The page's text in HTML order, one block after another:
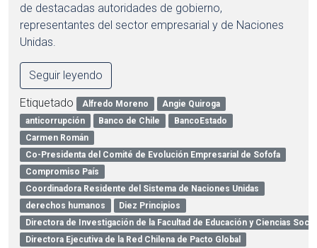
de destacadas autoridades de gobierno,
representantes del sector empresarial y de Naciones
Unidas.
Seguir leyendo
Etiquetado Alfredo Moreno
Angie Quiroga
anticorrupción
Banco de Chile
BancoEstado
Carmen Román
Co-Presidenta del Comité de Evolución Empresarial de Sofofa
Compromiso País
Coordinadora Residente del Sistema de Naciones Unidas
derechos humanos
Diez Principios
Directora de Investigación de la Facultad de Educación y Ciencias
Directora Ejecutiva de la Red Chilena de Pacto Global